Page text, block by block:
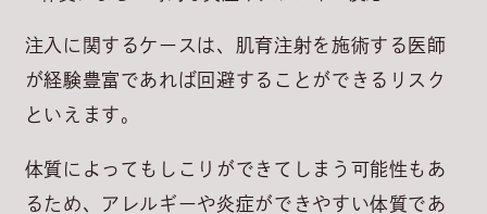
注入に関するケースは、肌育注射を施術する医師
が経験豊富であれば回避することができるリスク
といえます。
体質によってもしこりができてしまう可能性もあ
るため、アレルギーや炎症ができやすい体質であ